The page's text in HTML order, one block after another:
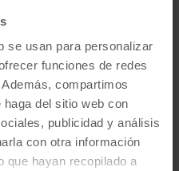
se usan para personalizar
funciones de redes
compartimos
del sitio web con
publicidad y análisis
con otra información
que hayan recopilado a
| Extra multimedia | Desde
mes
Business (2023) | Furgón
360€/mes